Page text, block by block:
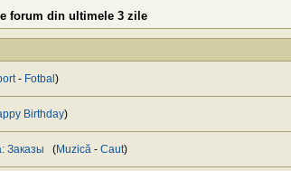
forum din ultimele 3 zile
- Fotbal )
Birthday)
Заказы (Muzică - Caut)